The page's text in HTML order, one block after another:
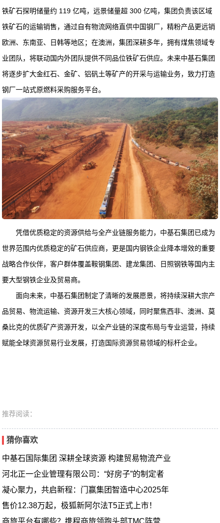
铁矿石探明储量约 119 亿吨，远景储量超 300 亿吨，集团负责该区域
铁矿石的运输销售，通过自有物流网络直供中国钢厂，精粉产品更远销
欧洲、东南亚、日韩等地区；在澳洲，集团深耕多年，拥有煤焦领域专
业团队，将联动国内外团队提供不同品位铁矿石供应。未来中基石集团
将逐步扩大金红石、金矿、铝矾土等矿产的开采与运输业务，致力打造
钢厂一站式原燃料采购服务平台。
凭借优质稳定的资源供给与全产业链服务能力，中基石集团已成为
世界范围内优质稳定的矿石供应商，更是国内钢铁企业降本增效的重要
战略合作伙伴，客户群体覆盖鞍钢集团、建龙集团、日照钢铁等国内主
要大型钢铁企业及贸易商。
面向未来，中基石集团制定了清晰的发展愿景，将持续深耕大宗产
品贸易、物流运输、资源开发三大核心领域，同时聚焦西非、澳洲、莫
桑比克的优质矿产资源开发，以全产业链的深度布局与专业运营，持续
赋能全球资源贸易行业发展，打造国际资源贸易领域的标杆企业。
推荐阅读：
猜你喜欢
中基石国际集团 深耕全球资源 构建贸易物流产业
河北正一企业管理有限公司：“好房子”的制定者
凝心聚力，共启新程：门赢集团智造中心2025年
售价12.38万起，极狐新阿尔法T5正式上市！